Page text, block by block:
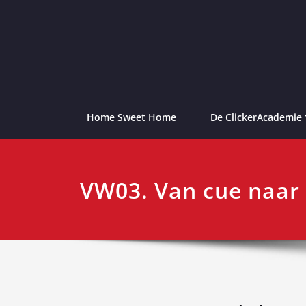
Home Sweet Home De ClickerAcademie
VW03. Van cue